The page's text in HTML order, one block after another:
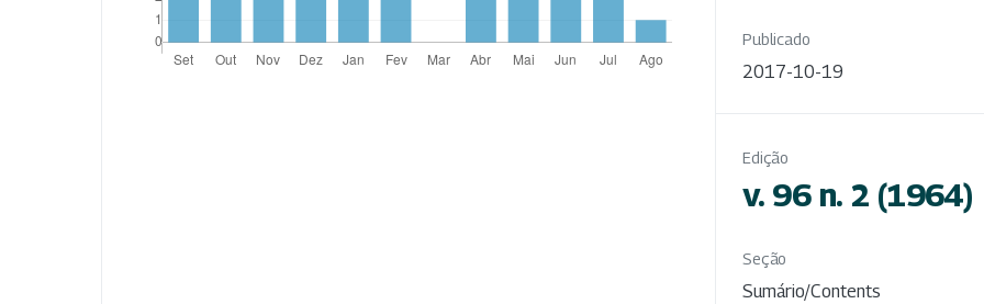
Publicado
2017-10-19
Edição
v. 96 n. 2 (1964)
Seção
Sumário/Contents